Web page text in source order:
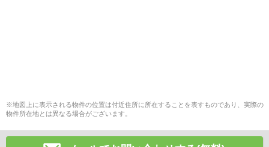
※地図上に表示される物件の位置は付近住所に所在することを表すものであり、実際の
物件所在地とは異なる場合がございます。